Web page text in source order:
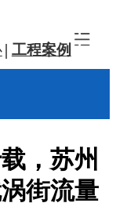
工程案例
，苏州
街流量